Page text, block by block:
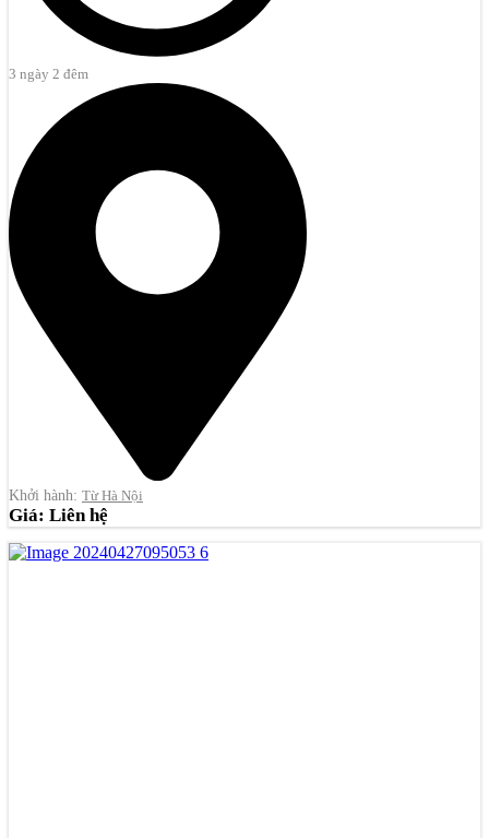
3 ngày 2 đêm
Khởi hành: Từ Hà Nội
Giá: Liên hệ